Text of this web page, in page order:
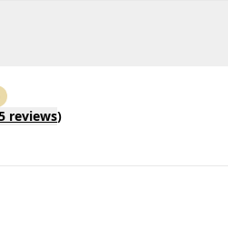
reviews)